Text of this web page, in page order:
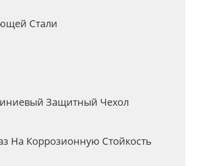
Стали
Защитный Чехол
На Коррозионную Стойкость